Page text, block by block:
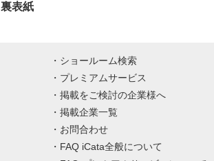
裏表紙
ショールーム検索
プレミアムサービス
掲載をご検討の企業様へ
掲載企業一覧
お問合わせ
FAQ iCata全般について